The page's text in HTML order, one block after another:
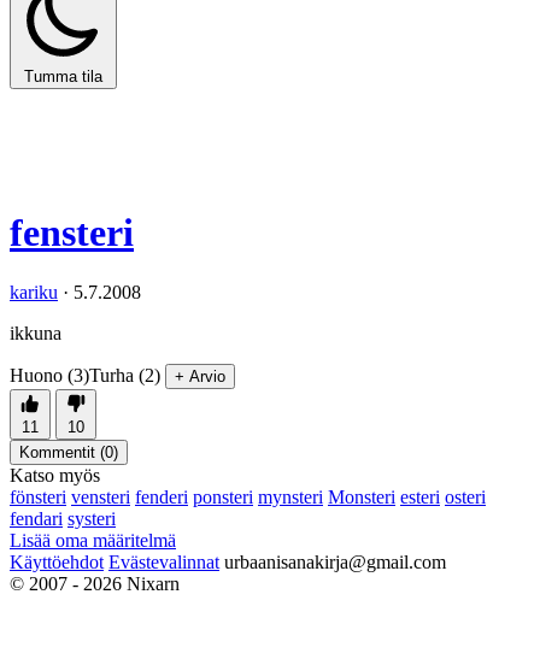
Tumma tila
fensteri
kariku · 5.7.2008
ikkuna
Huono (3)Turha (2) + Arvio
11
10
Kommentit (0)
Katso myös
fönsteri vensteri fenderi ponsteri mynsteri Monsteri esteri osteri
fendari systeri
Lisää oma määritelmä
Käyttöehdot Evästevalinnat urbaanisanakirja@gmail.com
© 2007 - 2026 Nixarn